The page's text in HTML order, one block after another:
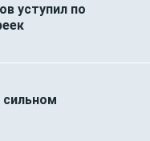
уступил по
сильном